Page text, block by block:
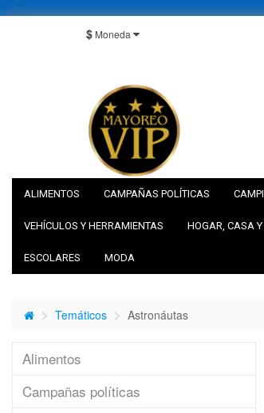
$ Moneda
ALIMENTOS CAMPAÑAS POLÍTICAS
VEHÍCULOS Y HERRAMIENTAS HOGAR, CASA
ESCOLARES MODA
Temáticos Astronáutas
Alimentos
Campañas políticas